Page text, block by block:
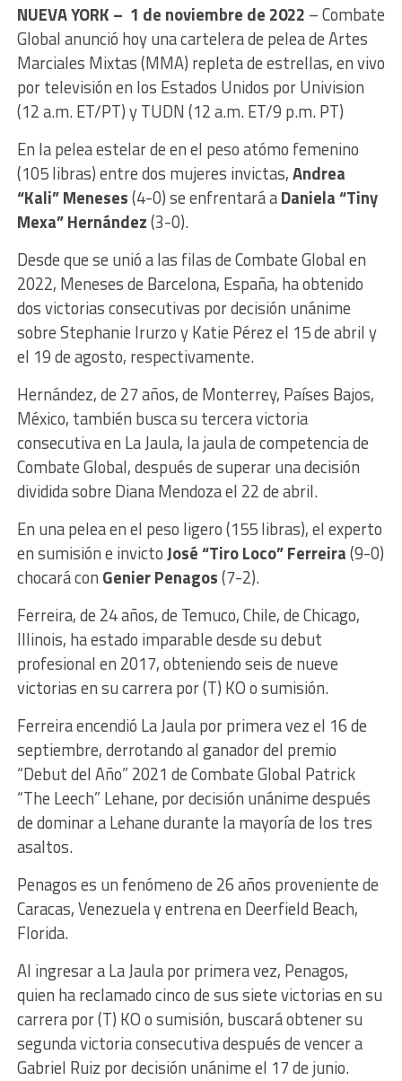
NUEVA YORK – 1 de noviembre de 2022 – Combate
Global anunció hoy una cartelera de pelea de Artes
Marciales Mixtas (MMA) repleta de estrellas, en vivo
por televisión en los Estados Unidos por Univision
(12 a.m. ET/PT) y TUDN (12 a.m. ET/9 p.m. PT)
En la pelea estelar de en el peso atómo femenino
(105 libras) entre dos mujeres invictas,Andrea
“Kali” Meneses(4-0) se enfrentará aDaniela “Tiny
Mexa” Hernández(3-0).
Desde que se unió a las filas de Combate Global en
2022, Meneses de Barcelona, España, ha obtenido
dos victorias consecutivas por decisión unánime
sobre Stephanie Irurzo y Katie Pérez el 15 de abril y
el 19 de agosto, respectivamente.
Hernández, de 27 años, de Monterrey, Países Bajos,
México, también busca su tercera victoria
consecutiva en La Jaula, la jaula de competencia de
Combate Global, después de superar una decisión
dividida sobre Diana Mendoza el 22 de abril.
En una pelea en el peso ligero (155 libras), el experto
en sumisión e invictoJosé “Tiro Loco” Ferreira(9-0)
chocará con Genier Penagos(7-2).
Ferreira, de 24 años, de Temuco, Chile, de Chicago,
Illinois, ha estado imparable desde su debut
profesional en 2017, obteniendo seis de nueve
victorias en su carrera por (T) KO o sumisión.
Ferreira encendió La Jaula por primera vez el 16 de
septiembre, derrotando al ganador del premio
“Debut del Año” 2021 de Combate Global Patrick
“The Leech” Lehane, por decisión unánime después
de dominar a Lehane durante la mayoría de los tres
asaltos.
Penagos es un fenómeno de 26 años proveniente de
Caracas, Venezuela y entrena en Deerfield Beach,
Florida.
Al ingresar a La Jaula por primera vez, Penagos,
quien ha reclamado cinco de sus siete victorias en su
carrera por (T) KO o sumisión, buscará obtener su
segunda victoria consecutiva después de vencer a
Gabriel Ruiz por decisión unánime el 17 de junio.